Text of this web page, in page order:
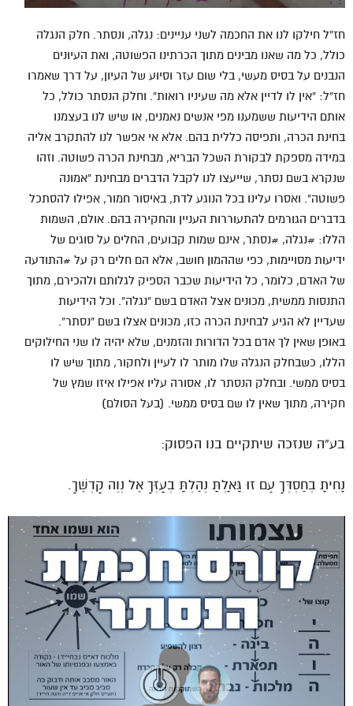
חז”ל חילקו לנו את החכמה לשני עניינים: נגלה, ונסתר. חלק הנגלה
כולל, כל מה שאנו מבינים מתוך הכרתינו הפשוטה, ואת העיונים
הנבנים על בסיס מעשי, בלי שום עזר וסיוע של העיון, על דרך שאמרו
חז”ל: “אין לו לדיין אלא מה שעיניו רואות”. וחלק הנסתר כולל, כל
אותם הידיעות ששמענו מפי אנשים נאמנים, או שיש לנו בעצמנו
בחינת הכרה, ותפיסה כללית בהם. אלא אי אפשר לנו להתקרב אליה
במידה מספקת לבקורת השכל הבריא, מבחינת הכרה פשוטה. וזהו
שנקרא בשם נסתר, שייעצו לנו לקבל הדברים מבחינת “אמונה
פשוטה”. ואסרו עלינו בכל הנוגע לדת, באיסור חמור, אפילו להסתכל
בדברים הגורמים להתעוררות העניין והחקירה בהם. אולם, השמות
הללו: #נגלה, #נסתר, אינם שמות קבועים, החלים על סוגים של
ידיעות מסויימות, כפי שההמון חושב, אלא הם חלים רק על #התודעה
של האדם, כלומר, כל הידיעות שכבר הספיק לגלותם ולהכירם, מתוך
התנסות ממשית, מכונים אצל האדם בשם “נגלה”. וכל הידיעות
שעדיין לא הגיע לבחינת הכרה כזו, מכונים אצלו בשם “נסתר”.
באופן שאין לך אדם בכל הדורות והזמנים, שלא יהיה לו שני החילוקים
הללו, כשבחלק הנגלה שלו מותר לו לעיין ולחקור, מתוך שיש לו
בסיס ממשי. ובחלק הנסתר לו, אסורה עליו אפילו איזו שמץ של
חקירה, מתוך שאין לו שם בסיס ממשי. (בעל הסולם)
בע”ה שנזכה שיתקיים בנו הפסוק:
נָחִיתָ בְחַסְדְּךָ עַם זוּ גָּאָלְתָּ נֵהַלְתָּ בְעָזְּךָ אֶל נְוֵה קָדְשֶׁךָ.